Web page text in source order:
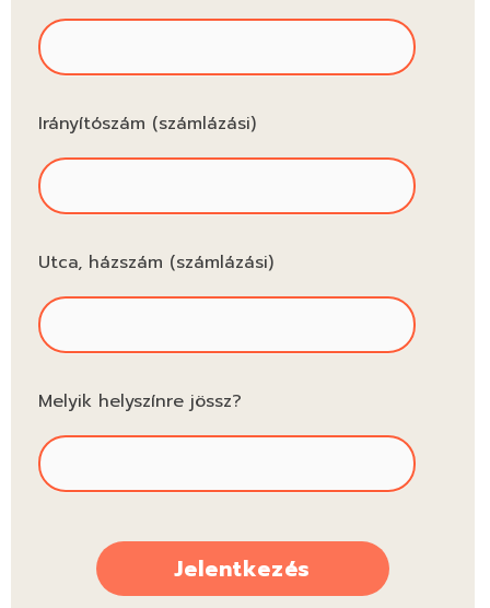
Irányítószám (számlázási)
Utca, házszám (számlázási)
Melyik helyszínre jössz?
Jelentkezés